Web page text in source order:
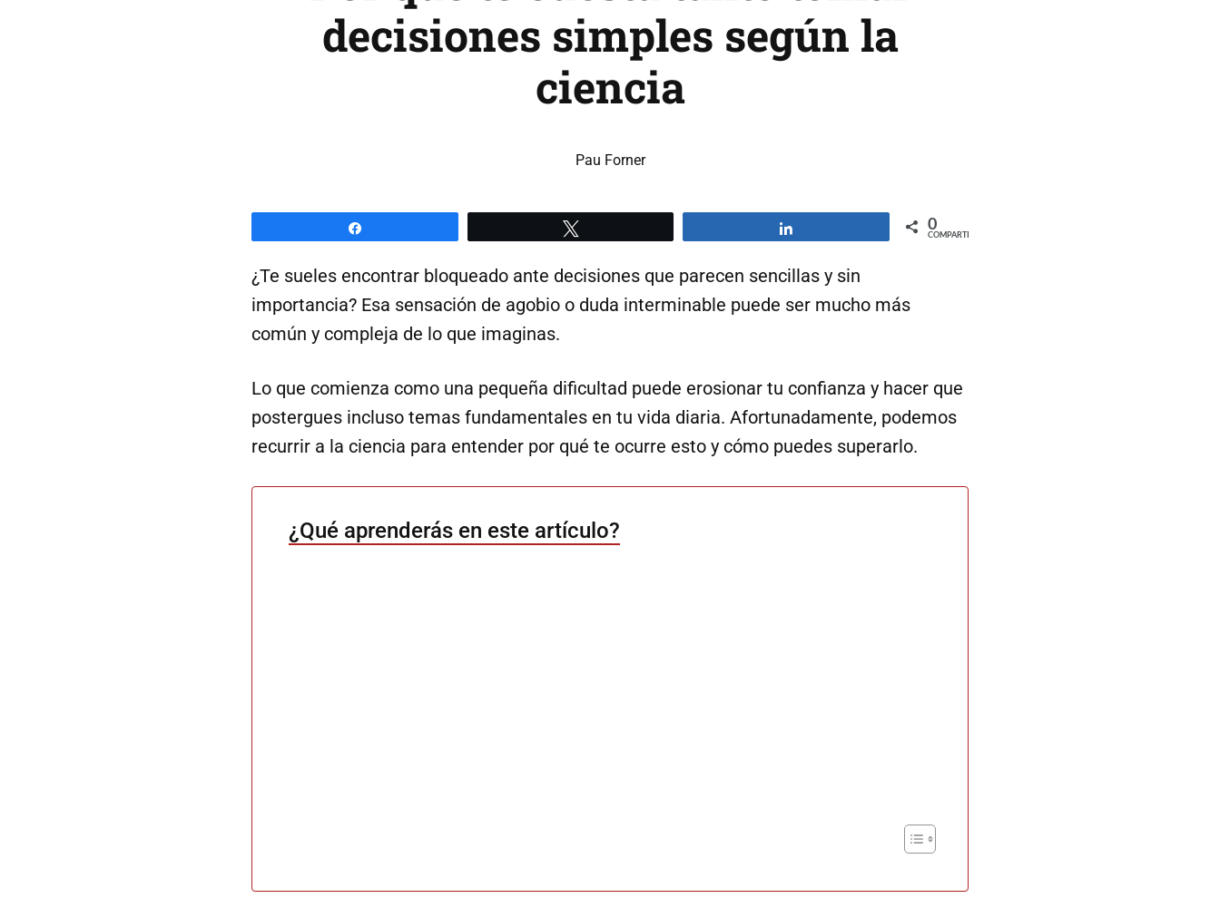
decisiones simples según la
ciencia
Pau Forner
0
COMPARTIR
¿Te sueles encontrar bloqueado ante decisiones que parecen sencillas y sin
importancia? Esa sensación de agobio o duda interminable puede ser mucho más
común y compleja de lo que imaginas.
Lo que comienza como una pequeña dificultad puede erosionar tu confianza y hacer que
postergues incluso temas fundamentales en tu vida diaria. Afortunadamente, podemos
recurrir a la ciencia para entender por qué te ocurre esto y cómo puedes superarlo.
¿Qué aprenderás en este artículo?